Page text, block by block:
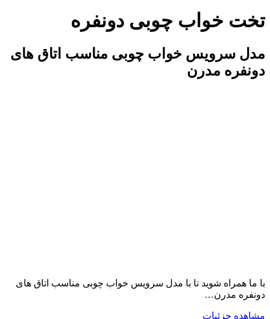
تخت خواب چوبی دونفره
مدل سرویس خواب چوبی مناسب اتاق های
دونفره مدرن
با ما همراه شوید تا با مدل سرویس خواب چوبی مناسب اتاق های
دونفره مدرن…
مشاهده جزئیات